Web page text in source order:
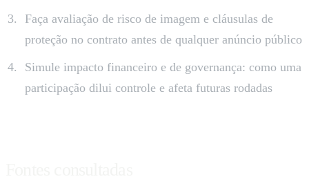
Faça avaliação de risco de imagem e cláusulas de
proteção no contrato antes de qualquer anúncio público
Simule impacto financeiro e de governança: como uma
participação dilui controle e afeta futuras rodadas